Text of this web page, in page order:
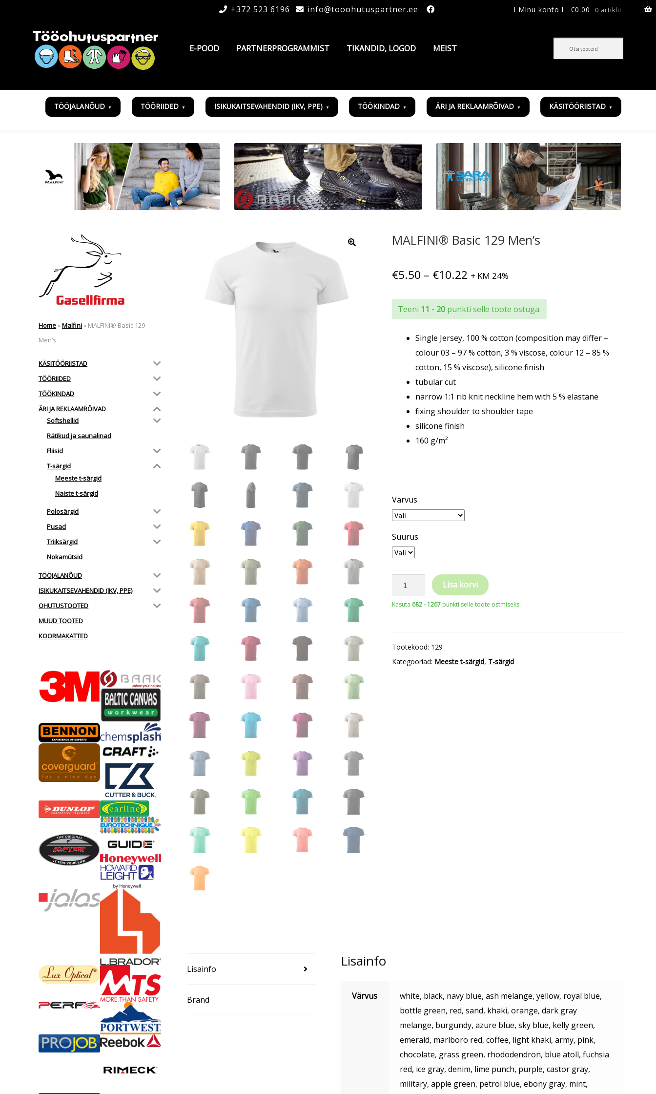
€0.00 0 artiklit
+372 523 6196 info@tooohutuspartner.ee l Minu konto l
E-POOD PARTNERPROGRAMMIST TIKANDID, LOGOD MEIST
TÖÖJALANÕUD TÖÖRIIDED ISIKUKAITSEVAHENDID (IKV, PPE) TÖÖKINDAD ÄRI JA REKLAAMRÕIVAD KÄSITÖÖRIISTAD
MALFINI® Basic 129 Men’s
€5.50 – €10.22 Hinnavahemik:
kuni
€10.22
+ KM 24%
Teeni 11 - 20 punkti selle toote ostuga.
Single Jersey, 100 % cotton (composition may differ –
colour 03 – 97 % cotton, 3 % viscose, colour 12 – 85 %
cotton, 15 % viscose), silicone finish
tubular cut
narrow 1:1 rib knit neckline hem with 5 % elastane
fixing shoulder to shoulder tape
silicone finish
160 g/m²
Värvus
Suurus
MALFINI®
Lisa korvi
Kasuta 682 - 1267 punkti selle toote ostmiseks!
Tootekood: 129
Kategooriad: Meeste t-särgid, T-särgid
Lisainfo
Brand
Lisainfo
Värvus
white, black, navy blue, ash melange, yellow, royal blue,
bottle green, red, sand, khaki, orange, dark gray
melange, burgundy, azure blue, sky blue, kelly green,
emerald, marlboro red, coffee, light khaki, army, pink,
chocolate, grass green, rhododendron, blue atoll, fuchsia
red, ice gray, denim, lime punch, purple, castor gray,
military, apple green, petrol blue, ebony gray, mint,
Home»Malfini» MALFINI® Basic 129
Men’s
KÄSITÖÖRIISTAD
TÖÖRIIDED
TÖÖKINDAD
ÄRI JA REKLAAMRÕIVAD
Softshellid
Rätikud ja saunalinad
Fliisid
T-särgid
Meeste t-särgid
Naiste t-särgid
Polosärgid
Pusad
Triiksärgid
Nokamütsid
TÖÖJALANÕUD
ISIKUKAITSEVAHENDID (IKV, PPE)
OHUTUSTOOTED
MUUD TOOTED
KOORMAKATTED